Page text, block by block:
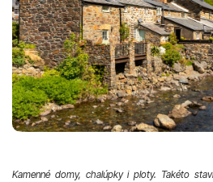
Kamenné domy, chalúpky i ploty. Takéto